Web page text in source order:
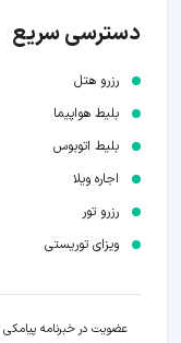
دسترسی سریع
رزرو هتل
بلیط هواپیما
بلیط اتوبوس
اجاره ویلا
رزرو تور
ویزای توریستی
عضویت در خبرنامه پیامکی